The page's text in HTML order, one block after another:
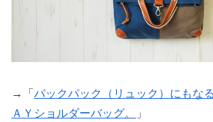
→「 バックパック（リュック）にもな
ＡＹショルダーバッグ。
」